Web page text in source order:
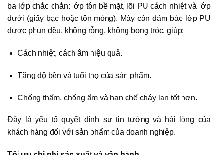
ba lớp chắc chắn: lớp tôn bề mặt, lõi PU cách nhiệt và lớp
dưới (giấy bạc hoặc tôn mỏng). Máy cán đảm bảo lớp PU
được phun đều, không rỗng, không bong tróc, giúp:
Cách nhiệt, cách âm hiệu quả.
Tăng độ bền và tuổi thọ của sản phẩm.
Chống thấm, chống ẩm và hạn chế cháy lan tốt hơn.
Đây là yếu tố quyết định sự tin tưởng và hài lòng của
khách hàng đối với sản phẩm của doanh nghiệp.